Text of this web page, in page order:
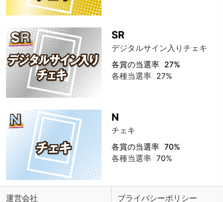
SR
デジタルサイン入りチェキ
各賞の当選率 27%
各種当選率 27%
N
チェキ
各賞の当選率 70%
各種当選率 70%
運営会社 プライバシーポリシー